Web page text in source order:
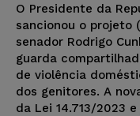
O Presidente da
sancionou o projeto
senador Rodrigo
guarda
de violência
dos genitores. A
da Lei 14.713/2023